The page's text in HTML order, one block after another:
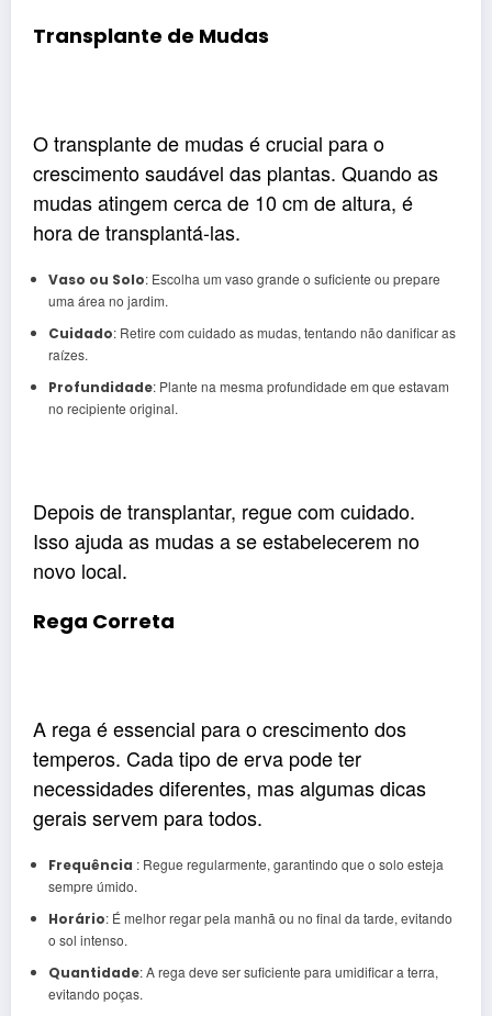
Transplante de Mudas
O transplante de mudas é crucial para o
crescimento saudável das plantas. Quando as
mudas atingem cerca de 10 cm de altura, é
hora de transplantá-las.
Vaso ou Solo: Escolha um vaso grande o suficiente ou prepare
uma área no jardim.
Cuidado: Retire com cuidado as mudas, tentando não danificar as
raízes.
Profundidade: Plante na mesma profundidade em que estavam
no recipiente original.
Depois de transplantar, regue com cuidado.
Isso ajuda as mudas a se estabelecerem no
novo local.
Rega Correta
A rega é essencial para o crescimento dos
temperos. Cada tipo de erva pode ter
necessidades diferentes, mas algumas dicas
gerais servem para todos.
Frequência : Regue regularmente, garantindo que o solo esteja
sempre úmido.
Horário: É melhor regar pela manhã ou no final da tarde, evitando
o sol intenso.
Quantidade: A rega deve ser suficiente para umidificar a terra,
evitando poças.